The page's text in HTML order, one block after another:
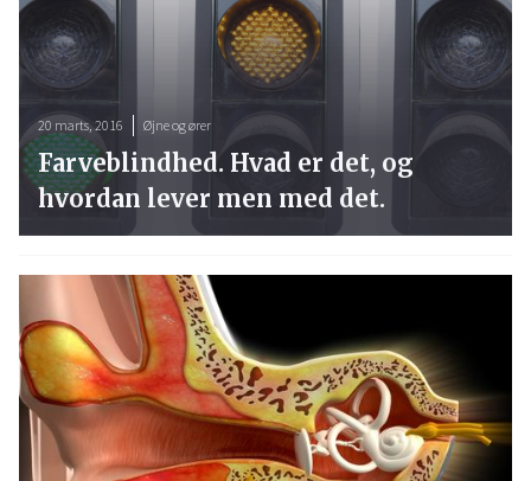
20 marts, 2016 Øjne og ører
Farveblindhed. Hvad er det, og
hvordan lever men med det.